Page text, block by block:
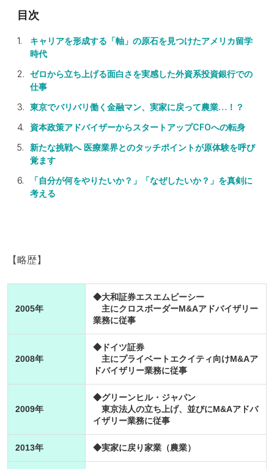
キャリアを形成する「軸」の原石を見つけたアメリカ留学
時代
ゼロから立ち上げる面白さを実感した外資系投資銀行での
仕事
東京でバリバリ働く金融マン、実家に戻って農業…！？
資本政策アドバイザーからスタートアップCFOへの転身
新たな挑戦へ 医療業界とのタッチポイントが原体験を呼び
覚ます
「自分が何をやりたいか？」「なぜしたいか？」を真剣に
考える
【略歴】
2005年
◆大和証券エスエムビーシー
主にクロスボーダーM&Aアドバイザリー
業務に従事
2008年
◆ドイツ証券
主にプライベートエクイティ向けM&Aア
ドバイザリー業務に従事
2009年
◆グリーンヒル・ジャパン
東京法人の立ち上げ、並びにM&Aアドバ
イザリー業務に従事
2013年 ◆実家に戻り家業（農業）